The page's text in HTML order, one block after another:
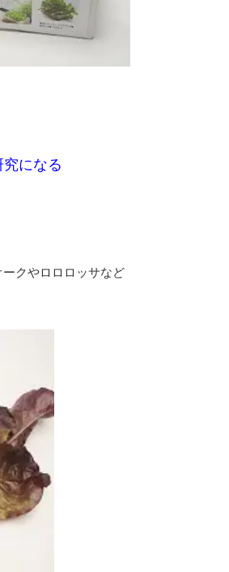
になる
ークやロロロッサなど